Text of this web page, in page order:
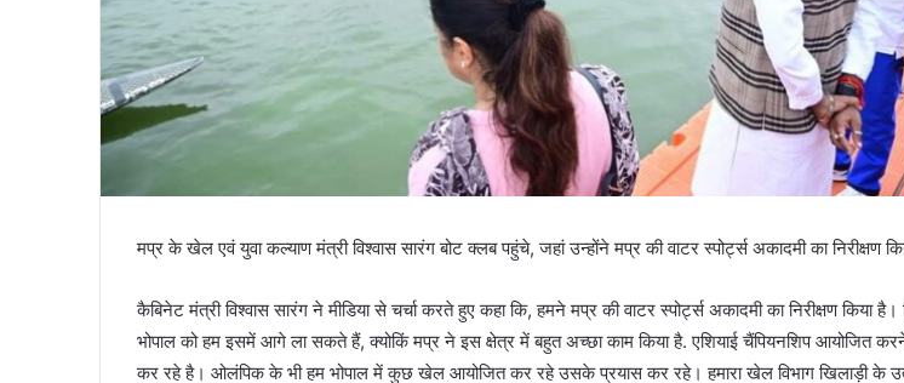
मप्र के खेल एवं युवा कल्याण मंत्री विश्वास सारंग बोट क्लब पहुंचे, जहां उन्होंने मप्र की वाटर स्पोर्ट्स अकादमी का निरीक्षण
कैबिनेट मंत्री विश्वास सारंग ने मीडिया से चर्चा करते हुए कहा कि, हमने मप्र की वाटर स्पोर्ट्स अकादमी का निरीक्षण किया
भोपाल को हम इसमें आगे ला सकते हैं, क्योकिं मप्र ने इस क्षेत्र में बहुत अच्छा काम किया है. एशियाई चैंपियनशिप आयोजित
कर रहे है। ओलंपिक के भी हम भोपाल में कुछ खेल आयोजित कर रहे उसके प्रयास कर रहे। हमारा खेल विभाग खिलाड़ी के